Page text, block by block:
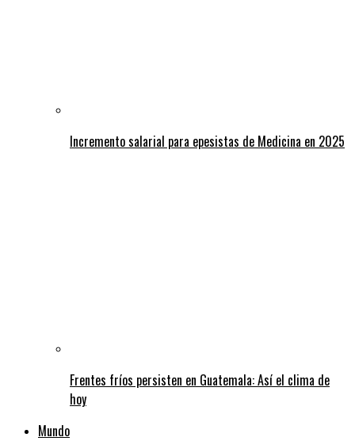
Incremento salarial para epesistas de Medicina en 2025
Frentes fríos persisten en Guatemala: Así el clima de
hoy
Mundo